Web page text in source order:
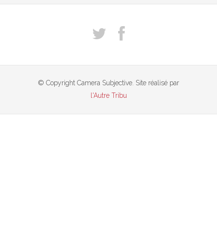
© Copyright Camera Subjective. Site réalisé par
l'Autre Tribu